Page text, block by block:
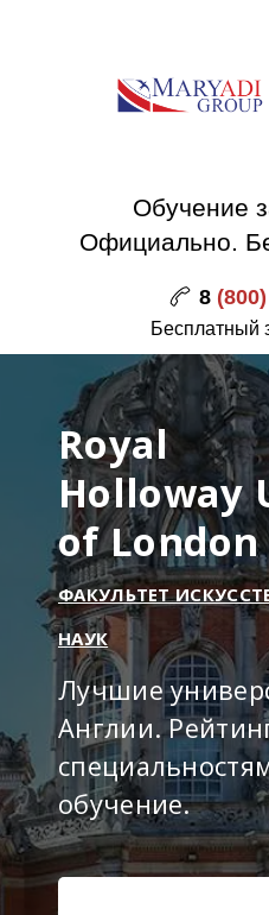
Обучение
Официально.
8 (800)
Бесплатный
Royal
Holloway
of London
ФАКУЛЬТЕТ
НАУК
Лучшие
Англии.
обучение.